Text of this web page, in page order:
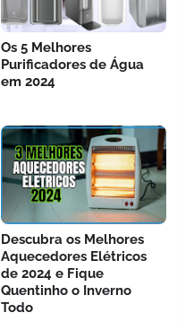
Os 5 Melhores
Purificadores de Água
em 2024
Descubra os Melhores
Aquecedores Elétricos
de 2024 e Fique
Quentinho o Inverno
Todo